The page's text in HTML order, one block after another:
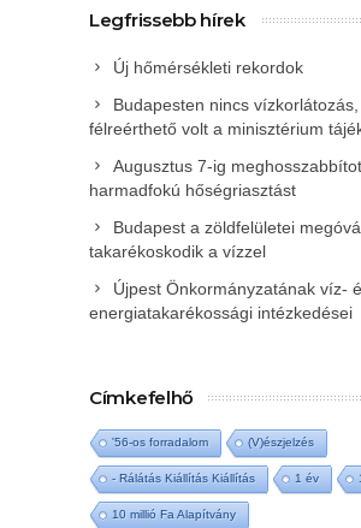
Legfrissebb hírek
Új hőmérsékleti rekordok
Budapesten nincs vízkorlátozás,
félreérthető volt a minisztérium
Augusztus 7-ig
harmadfokú hőségriasztást
Budapest a zöldfelületei
takarékoskodik a vízzel
Újpest Önkormányzatának víz-
energiatakarékossági intézkedései
Címkefelhő
'56-os forradalom (V)észjelzés
- Rálátás Kiállítás Kiállítás 1 év
10 millió Fa Alapítvány